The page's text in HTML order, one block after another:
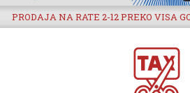
PRODAJA NA RATE 2-12 PREKO VISA